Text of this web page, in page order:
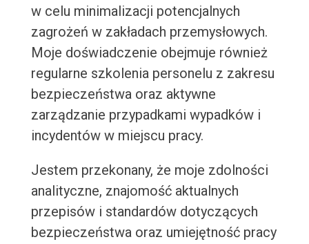
w celu minimalizacji potencjalnych
zagrożeń w zakładach przemysłowych.
Moje doświadczenie obejmuje również
regularne szkolenia personelu z zakresu
bezpieczeństwa oraz aktywne
zarządzanie przypadkami wypadków i
incydentów w miejscu pracy.
Jestem przekonany, że moje zdolności
analityczne, znajomość aktualnych
przepisów i standardów dotyczących
bezpieczeństwa oraz umiejętność pracy